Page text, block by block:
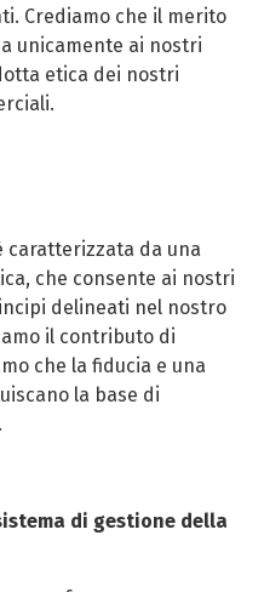
Crediamo che il merito
unicamente ai nostri
etica dei nostri
caratterizzata da una
che consente ai nostri
delineati nel nostro
il contributo di
che la fiducia e una
la base di
di gestione della